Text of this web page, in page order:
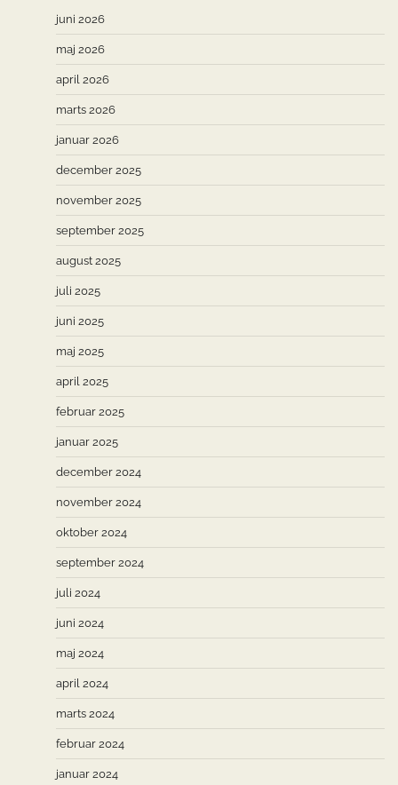
juni 2026
maj 2026
april 2026
marts 2026
januar 2026
december 2025
november 2025
september 2025
august 2025
juli 2025
juni 2025
maj 2025
april 2025
februar 2025
januar 2025
december 2024
november 2024
oktober 2024
september 2024
juli 2024
juni 2024
maj 2024
april 2024
marts 2024
februar 2024
januar 2024